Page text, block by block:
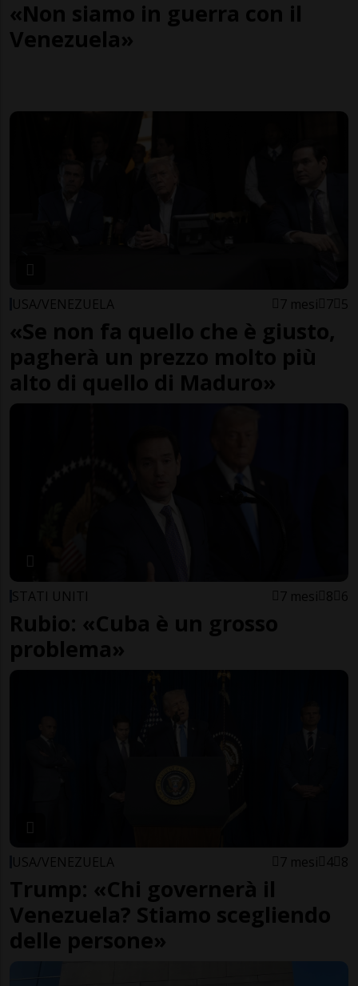
«Non siamo in guerra con il
Venezuela»
USA/VENEZUELA 7 mesi 7 5
«Se non fa quello che è giusto,
pagherà un prezzo molto più
alto di quello di Maduro»
STATI UNITI 7 mesi 8 6
Rubio: «Cuba è un grosso
problema»
USA/VENEZUELA 7 mesi 4 8
Trump: «Chi governerà il
Venezuela? Stiamo scegliendo
delle persone»